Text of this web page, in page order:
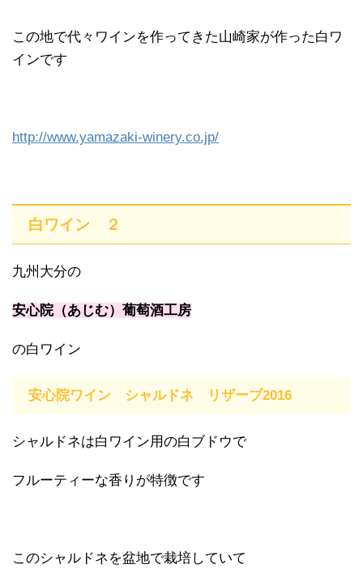
この地で代々ワインを作ってきた山崎家が作った白ワ
インです
http://www.yamazaki-winery.co.jp/
白ワイン ２
九州大分の
安心院（あじむ）葡萄酒工房
の白ワイン
安心院ワイン シャルドネ リザーブ2016
シャルドネは白ワイン用の白ブドウで
フルーティーな香りが特徴です
このシャルドネを盆地で栽培していて